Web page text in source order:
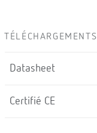
TÉLÉCHARGEMENTS
Datasheet
Certifié CE